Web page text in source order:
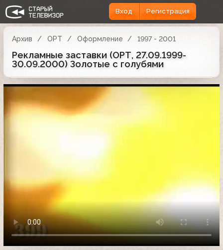
Вход Регистрация
Архив ОРТ Оформление 1997 - 2001
Рекламные заставки (ОРТ, 27.09.1999-
30.09.2000) Золотые с голубями